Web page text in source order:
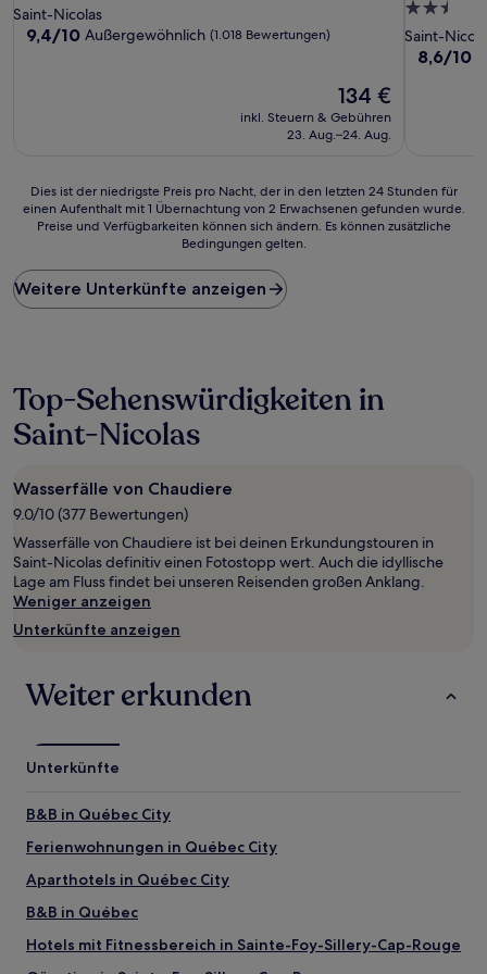
Sterne-
Unterkunft
Saint-Nicolas
9.4
9,4/10 Außergewöhnlich (1.018 Bewertungen)
Der
Preis
beträgt
134 €
inkl. Steuern & Gebühren
23. Aug.–24. Aug.
2.5-
Sterne-
Saint-
8.6
8,6/10
Dies
ist
Preis
pro
Nacht,
letzten
24 Stunden
für
einen
mit
1 Übernachtung
von
2 Erwachsenen
gefunden
wurde.
Preise
und
Verfügbarkeiten
sich
ändern.
zusätzliche
Bedingungen
Dies ist der niedrigste Preis pro Nacht, der in den letzten 24 Stunden für
einen Aufenthalt mit 1 Übernachtung von 2 Erwachsenen gefunden wurde.
Preise und Verfügbarkeiten können sich ändern. Es können zusätzliche
Bedingungen gelten.
Weitere Unterkünfte anzeigen
Top-Sehenswürdigkeiten in
Saint-Nicolas
Wasserfälle von Chaudiere
9.0/10 (377 Bewertungen)
Wasserfälle von Chaudiere ist bei deinen Erkundungstouren in
Saint-Nicolas definitiv einen Fotostopp wert. Auch die idyllische
Lage am Fluss findet bei unseren Reisenden großen Anklang.
Weniger anzeigen
Unterkünfte anzeigen
Weiter erkunden
Unterkünfte
B&B in Québec City
Ferienwohnungen in Québec City
Aparthotels in Québec City
B&B in Québec
Hotels mit Fitnessbereich in Sainte-Foy-Sillery-Cap-Rouge